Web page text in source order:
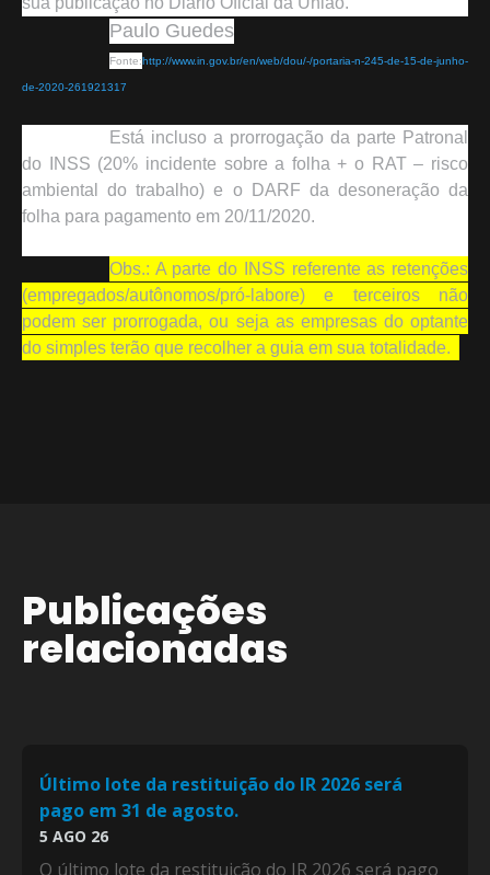
Paulo Guedes
Fonte:http://www.in.gov.br/en/web/dou/-/portaria-n-245-de-15-de-junho-
de-2020-261921317
Está incluso a prorrogação da parte Patronal
do INSS (20% incidente sobre a folha + o RAT – risco
ambiental do trabalho) e o DARF da desoneração da
folha para pagamento em 20/11/2020.
Obs.: A parte do INSS referente as retenções
(empregados/autônomos/pró-labore) e terceiros não
podem ser prorrogada, ou seja as empresas do optante
do simples terão que recolher a guia em sua totalidade.
Publicações
relacionadas
Último lote da restituição do IR 2026 será
pago em 31 de agosto.
5 AGO 26
O último lote da restituição do IR 2026 será pago